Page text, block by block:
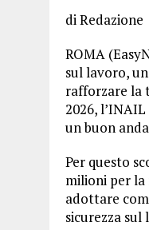
di Redazione
ROMA
sul lavoro,
rafforzare la
2026,
un buon
Per questo
milioni per la
adottare
sicurezza sul